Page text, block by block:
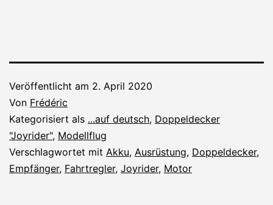
Veröffentlicht am 2. April 2020
Von Frédéric
Kategorisiert als ...auf deutsch, Doppeldecker
"Joyrider", Modellflug
Verschlagwortet mit Akku, Ausrüstung, Doppeldecker,
Empfänger, Fahrtregler, Joyrider, Motor